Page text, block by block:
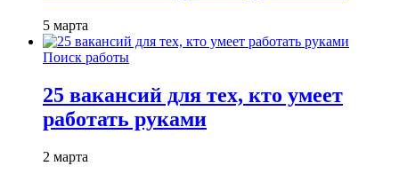
5 марта
Поиск работы
25 вакансий для тех, кто умеет
работать руками
2 марта